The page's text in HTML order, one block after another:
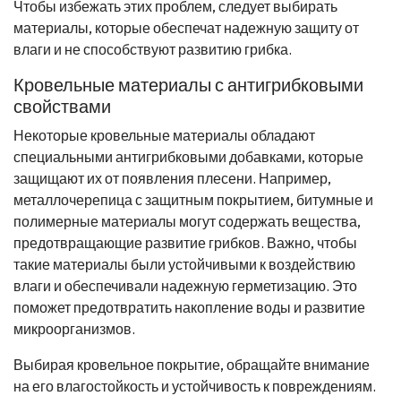
Чтобы избежать этих проблем, следует выбирать
материалы, которые обеспечат надежную защиту от
влаги и не способствуют развитию грибка.
Кровельные материалы с антигрибковыми
свойствами
Некоторые кровельные материалы обладают
специальными антигрибковыми добавками, которые
защищают их от появления плесени. Например,
металлочерепица с защитным покрытием, битумные и
полимерные материалы могут содержать вещества,
предотвращающие развитие грибков. Важно, чтобы
такие материалы были устойчивыми к воздействию
влаги и обеспечивали надежную герметизацию. Это
поможет предотвратить накопление воды и развитие
микроорганизмов.
Выбирая кровельное покрытие, обращайте внимание
на его влагостойкость и устойчивость к повреждениям.